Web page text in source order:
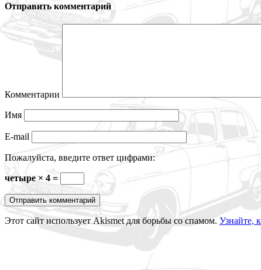
Отправить комментарий
Комментарии
Имя
E-mail
Пожалуйста, введите ответ цифрами:
четыре × 4 =
Этот сайт использует Akismet для борьбы со спамом. Узнайте,